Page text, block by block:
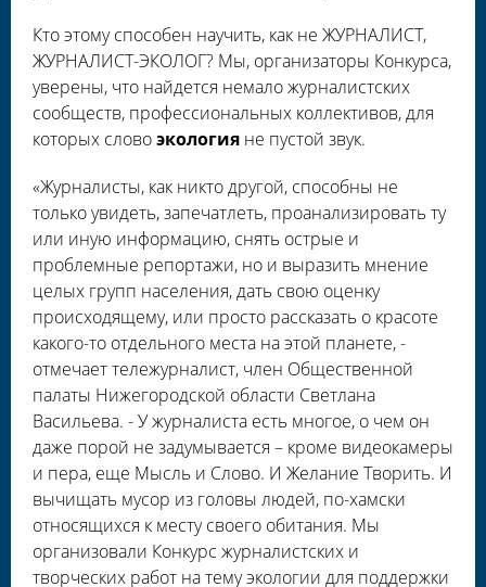
Кто этому способен научить, как не ЖУРНАЛИСТ,
ЖУРНАЛИСТ-ЭКОЛОГ? Мы, организаторы Конкурса,
уверены, что найдется немало журналистских
сообществ, профессиональных коллективов, для
которых словоэкология не пустой звук.
«Журналисты, как никто другой, способны не
только увидеть, запечатлеть, проанализировать ту
или иную информацию, снять острые и
проблемные репортажи, но и выразить мнение
целых групп населения, дать свою оценку
происходящему, или просто рассказать о красоте
какого-то отдельного места на этой планете, -
отмечает тележурналист, член Общественной
палаты Нижегородской области Светлана
Васильева. - У журналиста есть многое, о чем он
даже порой не задумывается – кроме видеокамеры
и пера, еще Мысль и Слово. И Желание Творить. И
вычищать мусор из головы людей, по-хамски
относящихся к месту своего обитания. Мы
организовали Конкурс журналистских и
творческих работ на тему экологии для поддержки